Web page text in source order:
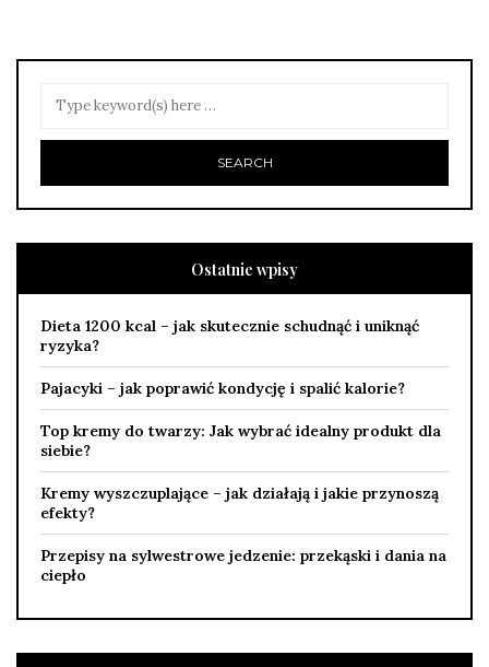
Ostatnie wpisy
Dieta 1200 kcal – jak skutecznie schudnąć i uniknąć
ryzyka?
Pajacyki – jak poprawić kondycję i spalić kalorie?
Top kremy do twarzy: Jak wybrać idealny produkt dla
siebie?
Kremy wyszczuplające – jak działają i jakie przynoszą
efekty?
Przepisy na sylwestrowe jedzenie: przekąski i dania na
ciepło